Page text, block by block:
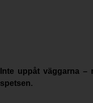
Inte uppåt väggarna
spetsen.